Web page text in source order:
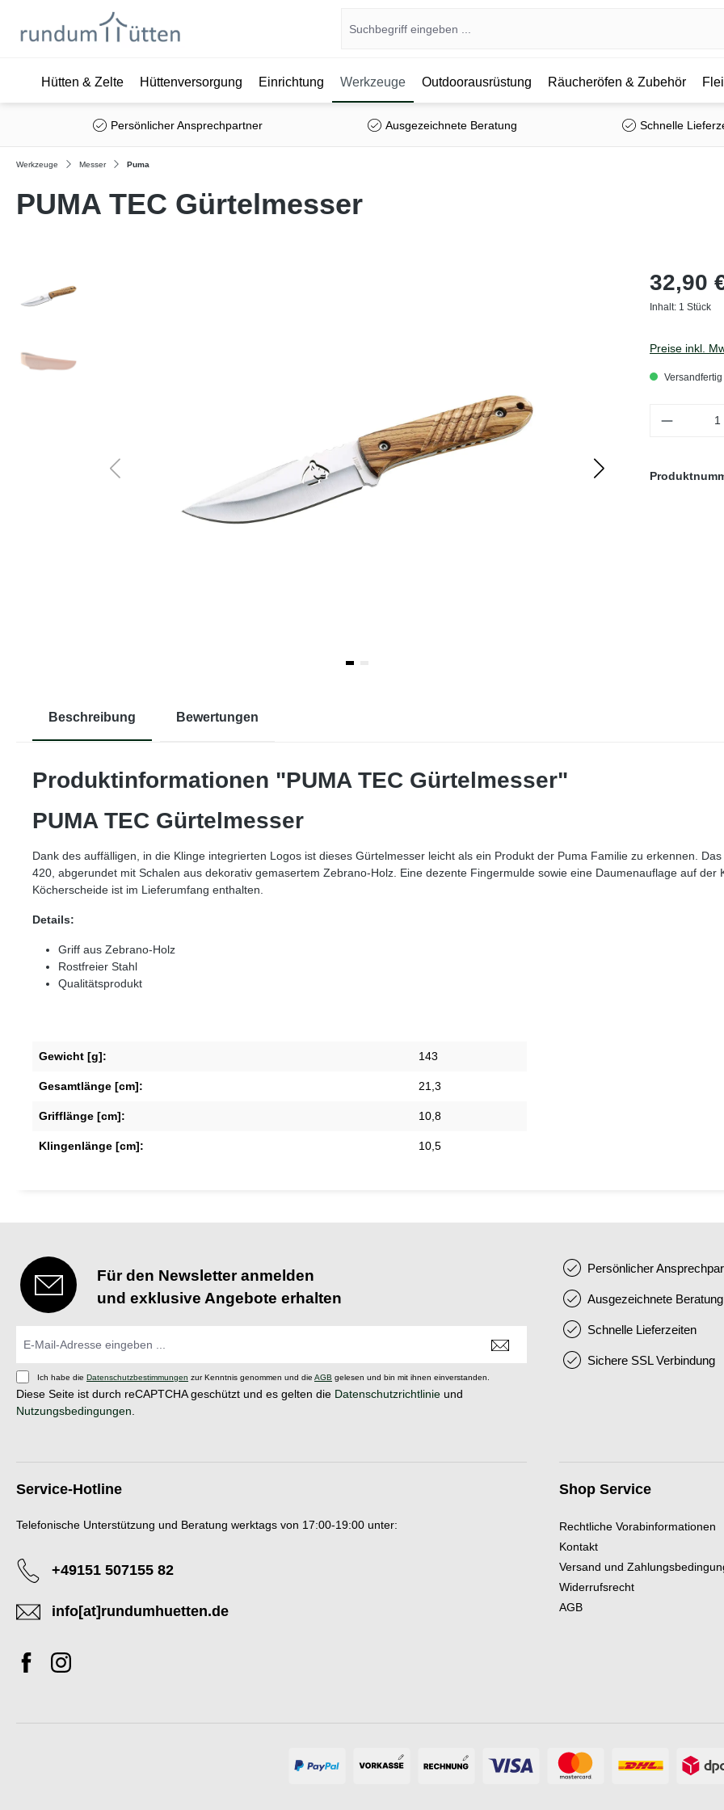
Zur Hauptnavigation springen
Hütten & Zelte Hüttenversorgung Einrichtung Werkzeuge Outdoorausrüstung Räucheröfen & Zubehör
Persönlicher Ansprechpartner Ausgezeichnete Beratung Schnelle
Werkzeuge Messer Puma
PUMA TEC Gürtelmesser
32,90
Inhalt: 1 Stück
Preise inkl.
Beschreibung Bewertungen
Produktinformationen "PUMA TEC Gürtelmesser"
PUMA TEC Gürtelmesser
Dank des auffälligen, in die Klinge integrierten Logos ist dieses Gürtelmesser leicht als ein Produkt der Puma Familie zu erkennen.
420, abgerundet mit Schalen aus dekorativ gemasertem Zebrano-Holz. Eine dezente Fingermulde sowie eine Daumenauflage auf
Köcherscheide ist im Lieferumfang enthalten.
Details:
Griff aus Zebrano-Holz
Rostfreier Stahl
Qualitätsprodukt
Gewicht [g]: 143
Gesamtlänge [cm]: 21,3
Grifflänge [cm]: 10,8
Klingenlänge [cm]: 10,5
Für den Newsletter anmelden
und exklusive Angebote erhalten
Ich habe die Datenschutzbestimmungen zur Kenntnis genommen und die AGB gelesen und bin mit ihnen einverstanden.
Diese Seite ist durch reCAPTCHA geschützt und es gelten die Datenschutzrichtlinie und
Nutzungsbedingungen
Persönlicher
Ausgezeichnete Beratung
Schnelle Lieferzeiten
Sichere SSL Verbindung
Service-Hotline
Telefonische Unterstützung und Beratung werktags von 17:00-19:00 unter:
+49151 507155 82
info[at]rundumhuetten.de
Shop Service
Rechtliche Vorabinformationen
Kontakt
Versand und
Widerrufsrecht
AGB